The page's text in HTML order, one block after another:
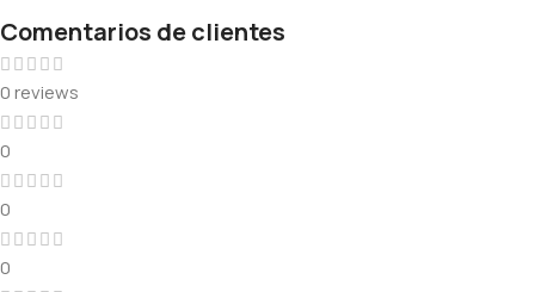
Comentarios de clientes
0 reviews
0
0
0